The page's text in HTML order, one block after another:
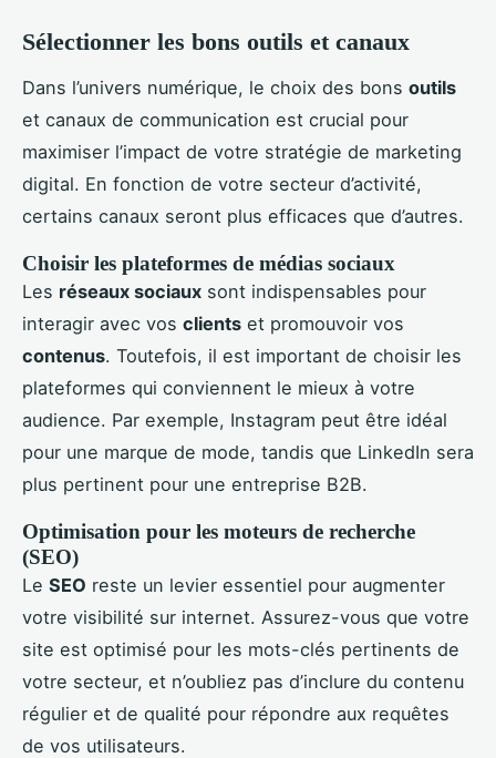
Sélectionner les bons outils et canaux
Dans l’univers numérique, le choix des bons outils
et canaux de communication est crucial pour
maximiser l’impact de votre stratégie de marketing
digital. En fonction de votre secteur d’activité,
certains canaux seront plus efficaces que d’autres.
Choisir les plateformes de médias sociaux
Les réseaux sociaux sont indispensables pour
interagir avec vos clients et promouvoir vos
contenus. Toutefois, il est important de choisir les
plateformes qui conviennent le mieux à votre
audience. Par exemple, Instagram peut être idéal
pour une marque de mode, tandis que LinkedIn sera
plus pertinent pour une entreprise B2B.
Optimisation pour les moteurs de recherche
(SEO)
Le SEO reste un levier essentiel pour augmenter
votre visibilité sur internet. Assurez-vous que votre
site est optimisé pour les mots-clés pertinents de
votre secteur, et n’oubliez pas d’inclure du contenu
régulier et de qualité pour répondre aux requêtes
de vos utilisateurs.